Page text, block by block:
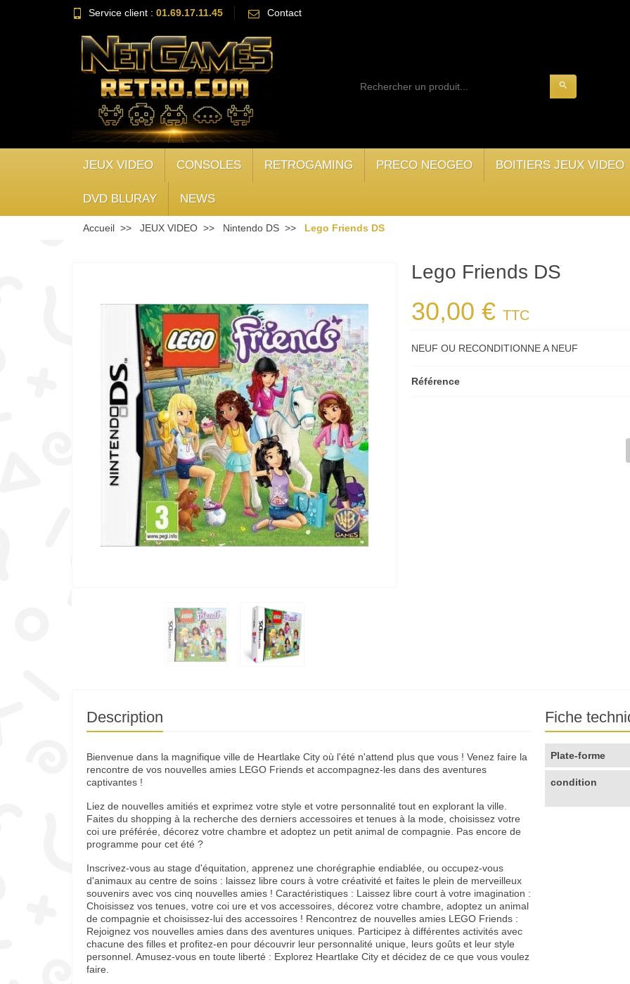
Service client : 01.69.17.11.45 Contact
search
JEUX VIDEO CONSOLES RETROGAMING PRECO NEOGEO BOITIERS JEUX VIDEO
DVD BLURAY NEWS
Accueil JEUX VIDEO Nintendo DS Lego Friends DS
Lego Friends DS
30,00 €TTC
NEUF OU RECONDITIONNE A NEUF
Référence
Description
Bienvenue dans la magnifique ville de Heartlake City où l'été n'attend plus que vous­ ! Venez faire la
rencontre de vos nouvelles amies LEGO Friends et accompagnez-les dans des aventures
captivantes !
Liez de nouvelles amitiés et exprimez votre style et votre personnalité tout en explorant la ville.
Faites du shopping à la recherche des derniers accessoires et tenues à la mode, choisissez votre
coi ure préférée, décorez votre chambre et adoptez un petit animal de compagnie. Pas encore de
programme pour cet été ?
Inscrivez-vous au stage d'équitation, apprenez une chorégraphie endiablée, ou occupez-vous
d'animaux au centre de soins : laissez libre cours à votre créativité et faites le plein de merveilleux
souvenirs avec vos cinq nouvelles amies ! Caractéristiques : Laissez libre court à votre imagination ­:
Choisissez vos tenues, votre coi ure et vos accessoires, décorez votre chambre, adoptez un animal
de compagnie et choisissez-lui des accessoires ! Rencontrez de nouvelles amies LEGO Friends ­:
Rejoignez vos nouvelles amies dans des aventures uniques. Participez à différentes activités avec
chacune des filles et profitez-en pour découvrir leur personnalité unique, leurs goûts et leur style
personnel. Amusez-vous en toute liberté­ : Explorez Heartlake City et décidez de ce que vous voulez
faire.
Fiche
Plate-forme
condition